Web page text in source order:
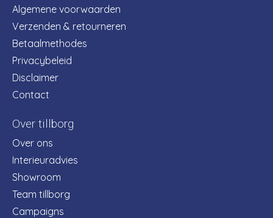
Algemene voorwaarden
Verzenden & retourneren
Betaalmethodes
Privacybeleid
Disclaimer
Contact
Over tillborg
Over ons
Interieuradvies
Showroom
Team tillborg
Campaigns